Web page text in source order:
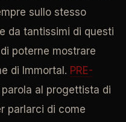
sullo stesso
da tantissimi di questi
poterne mostrare
di Immortal. PRE-
parola al progettista di
parlarci di come